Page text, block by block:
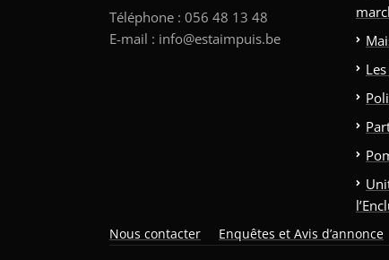
Téléphone : 056 48 13 48
E-mail : info@estaimpuis.be
Nous contacter Enquêtes et Avis d’annonce